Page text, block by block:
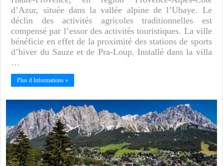
d’Azur, située dans la vallée alpine de l’Ubaye. Le
déclin des activités agricoles traditionnelles est
compensé par l’essor des activités touristiques. La ville
bénéficie en effet de la proximité des stations de sports
d’hiver du Sauze et de Pra-Loup. Installé dans la villa
…
Plus d Informations »